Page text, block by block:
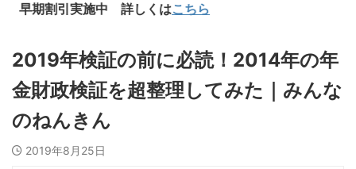
実施中 詳しくは こちら
2019年検証の前に必読！2014年の年
金財政検証を超整理してみた｜みんな
のねんきん
2019年8月25日